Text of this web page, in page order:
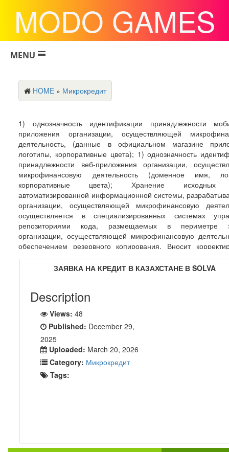
MODO GAMES
MENU
HOME » Микрокредит
1) однозначность идентификации принадлежности
приложения организации, осуществляющей
деятельность, (данные в официальном магазине
логотипы, корпоративные цвета); 1) однозначность
принадлежности веб-приложения организации,
микрофинансовую деятельность (доменное имя,
корпоративные цвета); Хранение исходных
автоматизированной информационной системы,
организации, осуществляющей микрофинансовую
осуществляется в специализированных системах
репозиториями кода, размещаемых в периметре
организации, осуществляющей микрофинансовую
обеспечением резервного копирования. Вносит
кредитную историю клиента в кредитных бюро путем
информации об отсутствии задолженности по данному
Направляет письменное уведомление клиенту о
начисления вознаграждения по микрокредиту,
задолженности и проведения претензионно-исковой
клиенту.
Недостатки займа Crezu
ЗАЯВКА НА КРЕДИТ В КАЗАХСТАНЕ В SOLVA
Description
Views: 48
Published: December 29,
2025
Uploaded: March 20, 2026
Category: Микрокредит
Tags: